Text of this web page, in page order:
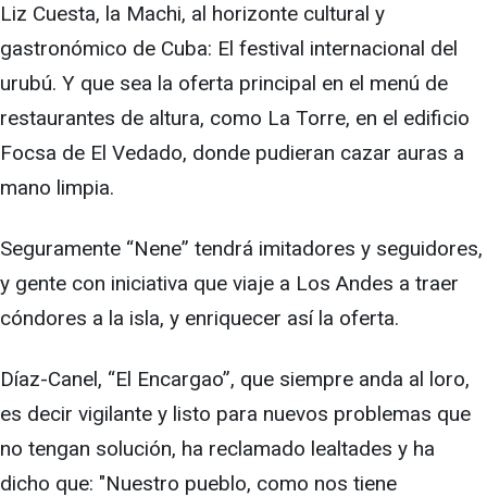
Liz Cuesta, la Machi, al horizonte cultural y
gastronómico de Cuba: El festival internacional del
urubú. Y que sea la oferta principal en el menú de
restaurantes de altura, como La Torre, en el edificio
Focsa de El Vedado, donde pudieran cazar auras a
mano limpia.
Seguramente “Nene” tendrá imitadores y seguidores,
y gente con iniciativa que viaje a Los Andes a traer
cóndores a la isla, y enriquecer así la oferta.
Díaz-Canel, “El Encargao”, que siempre anda al loro,
es decir vigilante y listo para nuevos problemas que
no tengan solución, ha reclamado lealtades y ha
dicho que: "Nuestro pueblo, como nos tiene